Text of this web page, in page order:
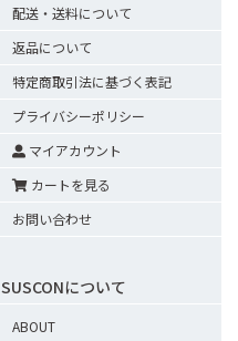
配送・送料について
返品について
特定商取引法に基づく表記
プライバシーポリシー
マイアカウント
カートを見る
お問い合わせ
SUSCONについて
ABOUT